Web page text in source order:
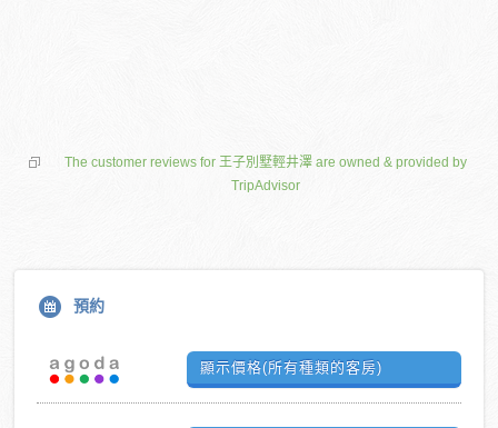
The customer reviews for 王子別墅輕井澤 are owned & provided by
TripAdvisor
預約
顯示價格(所有種類的客房)